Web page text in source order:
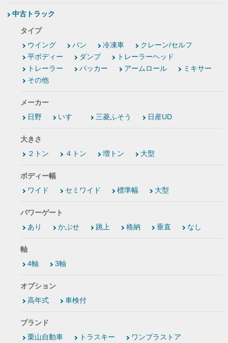
中古トラック
タイプ
ウイング
バン 冷凍車
クレーン/セルフ
平ボディー
ダンプ
トレーラーヘッド
トレーラー
パッカー アームロール
ミキサー
その他
メーカー
日野
いすゞ 三菱ふそう 日産UD
大きさ
２トン
４トン 増トン 大型
ボディー幅
ワイド
セミワイド 標準幅 大型
パワーゲート
あり
かぶせ 跳上 格納 垂直 なし
軸
4軸
3軸
オプション
高年式
車検付
ブランド
栗山自動車
トラスキー
ワンプラストア